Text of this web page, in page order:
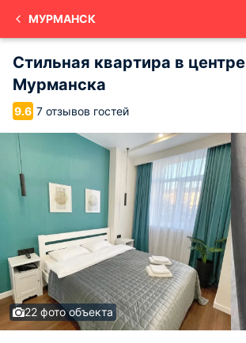
МУРМАНСК
Стильная квартира в центре
Мурманска
9.6 7 отзывов гостей
22 фото объекта